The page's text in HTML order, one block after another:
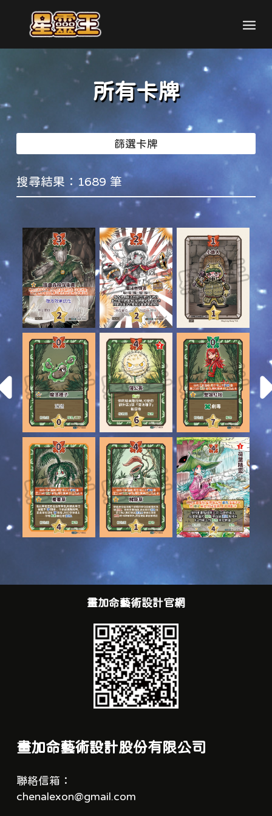
所有卡牌
篩選卡牌
搜尋結果：1689 筆
畫加命藝術設計官網
畫加命藝術設計股份有限公司
聯絡信箱：
chenalexon@gmail.com